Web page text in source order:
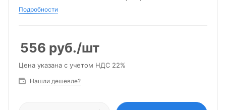
Подробности
556 руб./шт
Цена указана с учетом НДС 22%
Нашли дешевле?